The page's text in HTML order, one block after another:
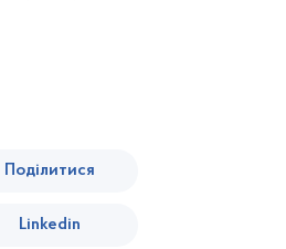
Поділитися
Linkedin